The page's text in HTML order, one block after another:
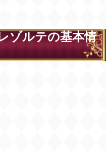
ゾルテの基本情